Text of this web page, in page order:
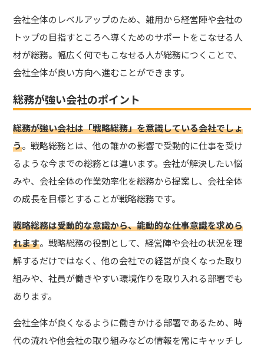
会社全体のレベルアップのため、雑用から経営陣や会社の
トップの目指すところへ導くためのサポートをこなせる人
材が総務。幅広く何でもこなせる人が総務につくことで、
会社全体が良い方向へ進むことができます。
総務が強い会社のポイント
総務が強い会社は「戦略総務」を意識している会社でしょ
う。戦略総務とは、他の誰かの影響で受動的に仕事を受け
るような今までの総務とは違います。会社が解決したい悩
みや、会社全体の作業効率化を総務から提案し、会社全体
の成長を目標とすることが戦略総務です。
戦略総務は受動的な意識から、能動的な仕事意識を求めら
れます。戦略総務の役割として、経営陣や会社の状況を理
解するだけではなく、他の会社での経営が良くなった取り
組みや、社員が働きやすい環境作りを取り入れる部署でも
あります。
会社全体が良くなるように働きかける部署であるため、時
代の流れや他会社の取り組みなどの情報を常にキャッチし